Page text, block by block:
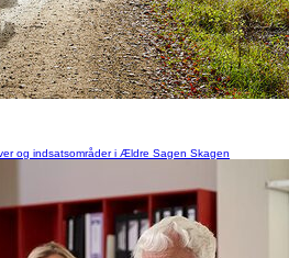
og indsatsområder i Ældre Sagen Skagen